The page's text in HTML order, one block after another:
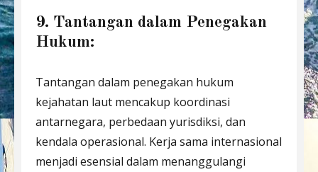
9. Tantangan dalam Penegakan
Hukum:
Tantangan dalam penegakan hukum
kejahatan laut mencakup koordinasi
antarnegara, perbedaan yurisdiksi, dan
kendala operasional. Kerja sama internasional
menjadi esensial dalam menanggulangi